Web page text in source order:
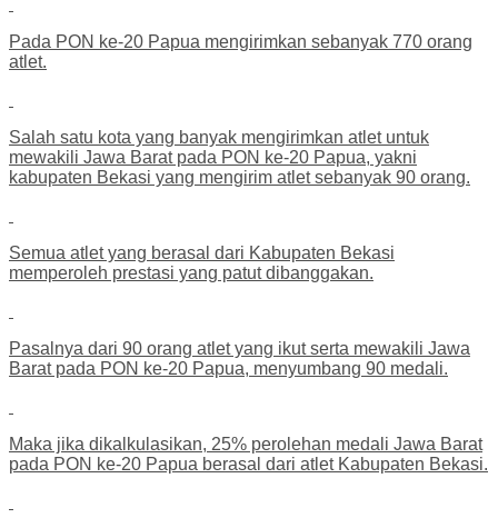
Pada PON ke-20 Papua mengirimkan sebanyak 770 orang
atlet.
Salah satu kota yang banyak mengirimkan atlet untuk
mewakili Jawa Barat pada PON ke-20 Papua, yakni
kabupaten Bekasi yang mengirim atlet sebanyak 90 orang.
Semua atlet yang berasal dari Kabupaten Bekasi
memperoleh prestasi yang patut dibanggakan.
Pasalnya dari 90 orang atlet yang ikut serta mewakili Jawa
Barat pada PON ke-20 Papua, menyumbang 90 medali.
Maka jika dikalkulasikan, 25% perolehan medali Jawa Barat
pada PON ke-20 Papua berasal dari atlet Kabupaten Bekasi.